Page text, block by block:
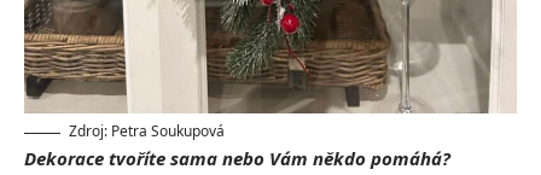
Zdroj: Petra Soukupová
Dekorace tvoříte sama nebo Vám někdo pomáhá?